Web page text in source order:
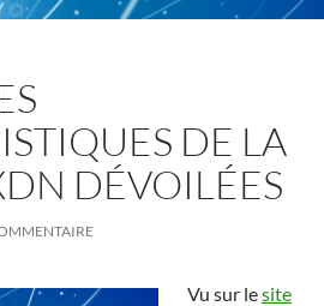
DE LA
DÉVOILÉES
Vu sur lesite